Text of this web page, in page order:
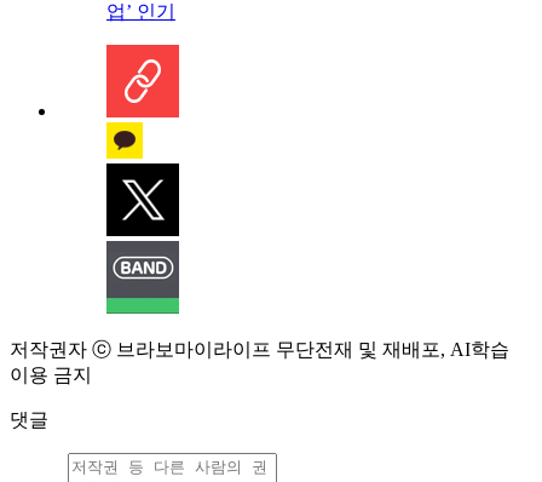
업’ 인기
저작권자 ⓒ 브라보마이라이프 무단전재 및 재배포, AI학습
이용 금지
댓글